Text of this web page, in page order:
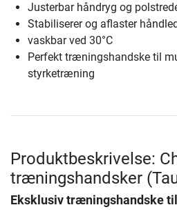
Justerbar håndryg og
Stabiliserer og aflaster
vaskbar ved 30°C
Perfekt træningshandske til
styrketræning
Produktbeskrivelse:
træningshandsker
Eksklusiv træningshandske